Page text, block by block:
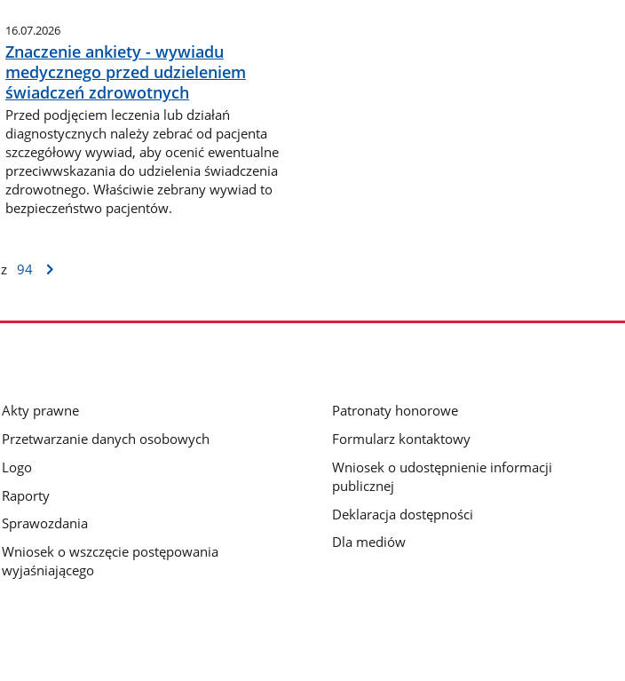
16.07.2026
Znaczenie ankiety - wywiadu
medycznego przed udzieleniem
świadczeń zdrowotnych
Przed podjęciem leczenia lub działań
diagnostycznych należy zebrać od pacjenta
szczegółowy wywiad, aby ocenić ewentualne
przeciwwskazania do udzielenia świadczenia
zdrowotnego. Właściwie zebrany wywiad to
bezpieczeństwo pacjentów.
z 94
Akty prawne
Przetwarzanie danych osobowych
Logo
Raporty
Sprawozdania
Wniosek o wszczęcie postępowania
wyjaśniającego
Patronaty honorowe
Formularz kontaktowy
Wniosek o udostępnienie informacji
publicznej
Deklaracja dostępności
Dla mediów